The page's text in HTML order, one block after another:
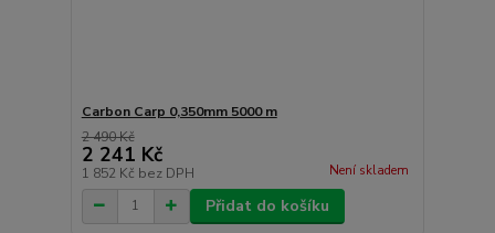
Carbon Carp 0,350mm 5000 m
2 490 Kč
2 241 Kč
1 852 Kč bez DPH Není skladem
Přidat do košíku